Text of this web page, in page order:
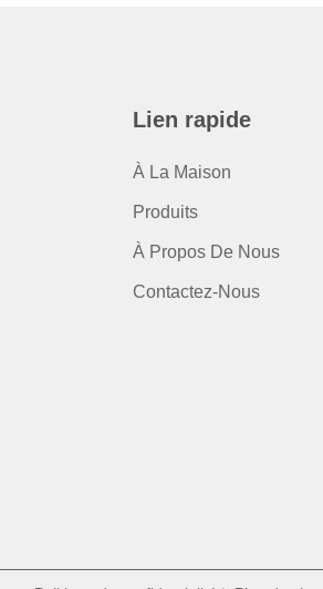
Lien rapide
À La Maison
Produits
À Propos De Nous
Contactez-Nous